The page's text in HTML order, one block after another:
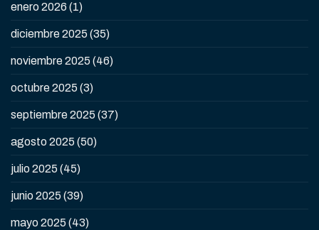
enero 2026 (1)
diciembre 2025 (35)
noviembre 2025 (46)
octubre 2025 (3)
septiembre 2025 (37)
agosto 2025 (50)
julio 2025 (45)
junio 2025 (39)
mayo 2025 (43)